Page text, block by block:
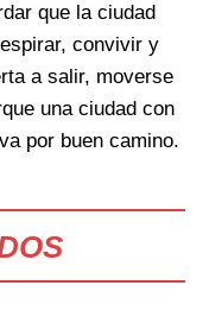
que la ciudad
convivir y
a salir, moverse
una ciudad con
por buen camino.